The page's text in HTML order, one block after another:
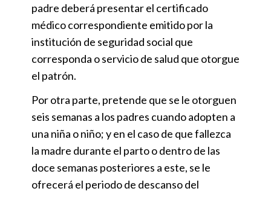
padre deberá presentar el certificado
médico correspondiente emitido por la
institución de seguridad social que
corresponda o servicio de salud que otorgue
el patrón.
Por otra parte, pretende que se le otorguen
seis semanas a los padres cuando adopten a
una niña o niño; y en el caso de que fallezca
la madre durante el parto o dentro de las
doce semanas posteriores a este, se le
ofrecerá el periodo de descanso del